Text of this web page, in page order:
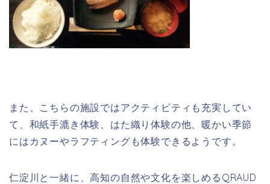
また、こちらの施設ではアクティビティも充実してい
て、和紙手漉き体験、はた織り体験の他、暖かい季節
にはカヌーやラフティングも体験できるようです。
仁淀川と一緒に、高知の自然や文化を楽しめるQRAUD